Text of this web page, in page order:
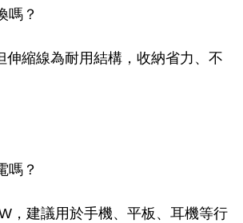
嗎？
伸縮線為耐用結構，收納省力、不
嗎？
，建議用於手機、平板、耳機等行